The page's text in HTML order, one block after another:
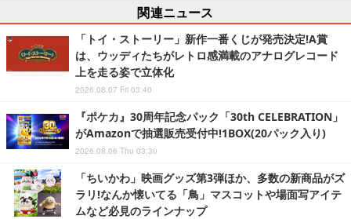
関連ニュース
「トイ・ストーリー」新作一番くじが発売決定!A賞
は、ウッディたちがレトロ感満載のアナログレコード
上を走る姿で立体化
2026.08.07 Fri 03:40
『ポケカ』30周年記念パック「30th CELEBRATION」
がAmazonで抽選販売受付中!1BOX(20パック入り)
2026.08.06 Thu 03:30
「ちいかわ」映画グッズ第3弾ほか、多数の新商品がズ
ラリ!なんか懐いてる「鳥」マスコットや場面写アイテ
ムなど必見のラインナップ